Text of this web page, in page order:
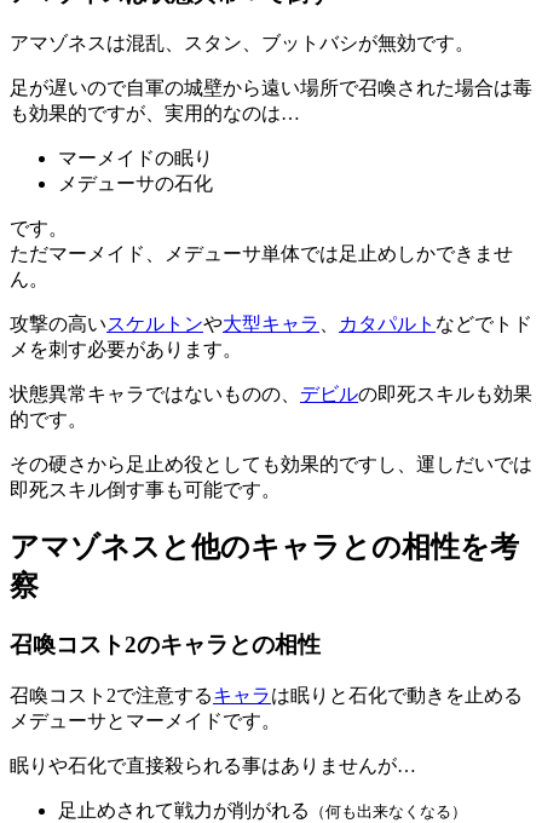
アマゾネスは混乱、スタン、ブットバシが無効です。
足が遅いので自軍の城壁から遠い場所で召喚された場合は毒
も効果的ですが、実用的なのは…
マーメイドの眠り
メデューサの石化
です。
ただマーメイド、メデューサ単体では足止めしかできませ
ん。
攻撃の高いスケルトンや大型キャラ 、 カタパルト などでトド
メを刺す必要があります。
状態異常キャラではないものの、 デビルの即死スキルも効果
的です。
その硬さから足止め役としても効果的ですし、運しだいでは
即死スキル倒す事も可能です。
アマゾネスと他のキャラとの相性を考
察
召喚コスト2のキャラとの相性
召喚コスト2で注意するキャラは眠りと石化で動きを止める
メデューサとマーメイドです。
眠りや石化で直接殺られる事はありませんが…
足止めされて戦力が削がれる （何も出来なくなる）